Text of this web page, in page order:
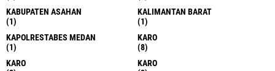
KABUPATEN ASAHAN
(1)
KALIMANTAN BARAT
(1)
KAPOLRESTABES MEDAN
(1)
KARO
(8)
KARO
KARO